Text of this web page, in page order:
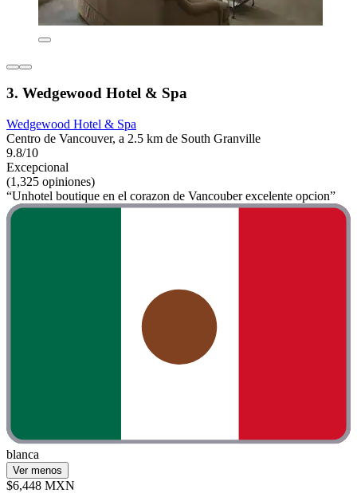
3. Wedgewood Hotel & Spa
Wedgewood Hotel & Spa
Centro de Vancouver, a 2.5 km de South Granville
9.8/10
Excepcional
(1,325 opiniones)
“Unhotel boutique en el corazon de Vancouber excelente opcion”
blanca
Ver menos
$6,448 MXN